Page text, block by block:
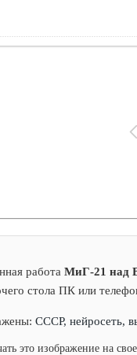
работа МиГ-21 над
стола ПК или
СССР, нейросеть,
это изображение на